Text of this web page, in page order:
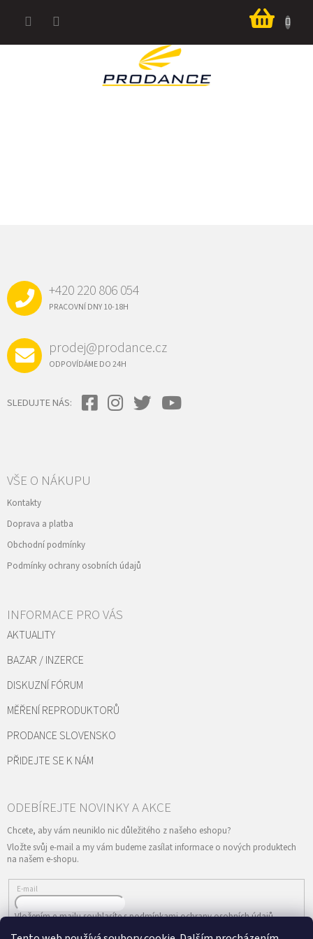
košík
+420 220 806 054
PRACOVNÍ DNY 10-18H
prodej@prodance.cz
ODPOVÍDÁME DO 24H
SLEDUJTE NÁS:
VŠE O NÁKUPU
Kontakty
Doprava a platba
Obchodní podmínky
Podmínky ochrany osobních údajů
INFORMACE PRO VÁS
AKTUALITY
BAZAR / INZERCE
DISKUZNÍ FÓRUM
MĚŘENÍ REPRODUKTORŮ
PRODANCE SLOVENSKO
PŘIDEJTE SE K NÁM
Vložte svůj e-mail a my vám budeme zasílat informace o nových produktech
na našem e-shopu.
E-mail
Vložením e-mailu souhlasíte spodmínkami ochrany osobních údajů